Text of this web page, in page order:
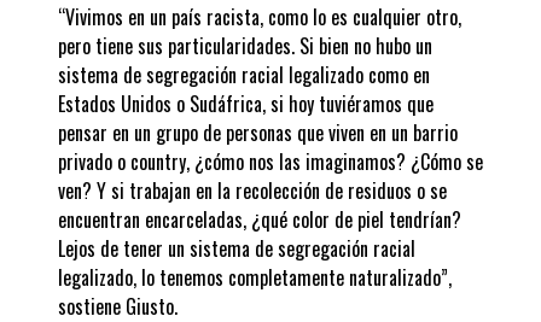
“Vivimos en un país racista, como lo es cualquier otro,
pero tiene sus particularidades. Si bien no hubo un
sistema de segregación racial legalizado como en
Estados Unidos o Sudáfrica, si hoy tuviéramos que
pensar en un grupo de personas que viven en un barrio
privado o country, ¿cómo nos las imaginamos? ¿Cómo se
ven? Y si trabajan en la recolección de residuos o se
encuentran encarceladas, ¿qué color de piel tendrían?
Lejos de tener un sistema de segregación racial
legalizado, lo tenemos completamente naturalizado”,
sostiene Giusto.